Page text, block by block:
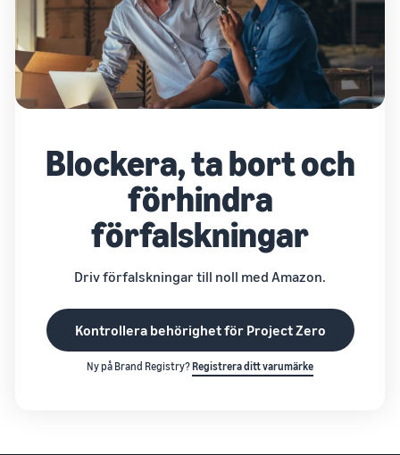
Blockera, ta bort och
förhindra
förfalskningar
Driv förfalskningar till noll med Amazon.
Kontrollera behörighet för Project Zero
Ny på Brand Registry?Registrera ditt varumärke